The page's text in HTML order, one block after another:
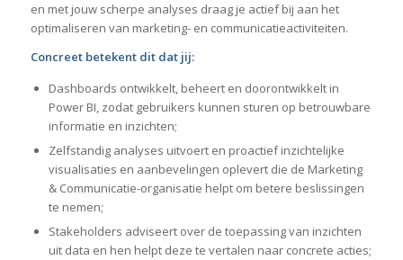
en met jouw scherpe analyses draag je actief bij aan het
optimaliseren van marketing- en communicatieactiviteiten.
Concreet betekent dit dat jij:
Dashboards ontwikkelt, beheert en doorontwikkelt in
Power BI, zodat gebruikers kunnen sturen op betrouwbare
informatie en inzichten;
Zelfstandig analyses uitvoert en proactief inzichtelijke
visualisaties en aanbevelingen oplevert die de Marketing
& Communicatie-organisatie helpt om betere beslissingen
te nemen;
Stakeholders adviseert over de toepassing van inzichten
uit data en hen helpt deze te vertalen naar concrete acties;